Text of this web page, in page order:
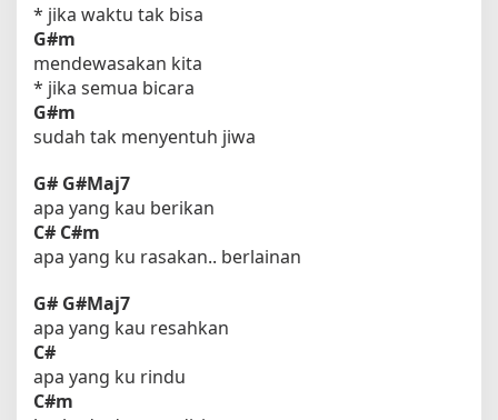
* jika waktu tak bisa
G#m
mendewasakan kita
* jika semua bicara
G#m
sudah tak menyentuh jiwa
G# G#Maj7
apa yang kau berikan
C# C#m
apa yang ku rasakan.. berlainan
G# G#Maj7
apa yang kau resahkan
C#
apa yang ku rindu
C#m